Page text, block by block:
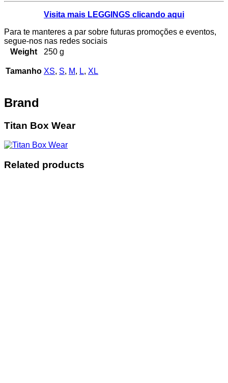
Visita mais LEGGINGS clicando aqui
Para te manteres a par sobre futuras promoções e eventos,
segue-nos nas redes sociais
Weight
250 g
Tamanho XS, S, M, L, XL
Brand
Titan Box Wear
Related products